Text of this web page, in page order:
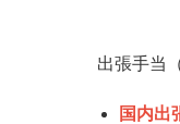
出張手当
国内出